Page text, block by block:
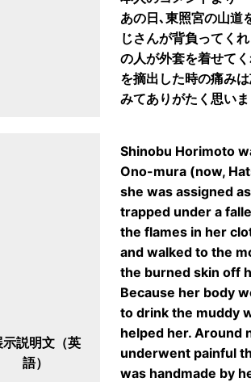
あの日､東照宮の山道
じさんが背負ってく
の人が外套を着せて
を摘出した時の痛み
みてありがたく思いま
示説明文（英
語）
Shinobu Horimoto
Ono-mura (now,
she was assigned
trapped under a
the flames in her
and walked to the
the burned skin off
Because her body
to drink the muddy
helped her. Around
underwent painful
was handmade by